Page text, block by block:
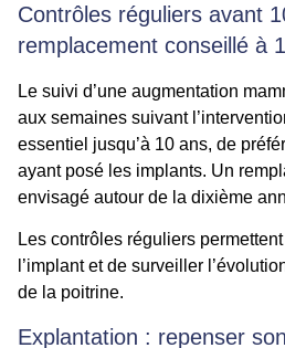
Contrôles réguliers avant
remplacement conseillé à
Le suivi d’une augmentation
aux semaines suivant
essentiel jusqu’à 10 ans, de
ayant posé les implants. Un
envisagé autour de la dixième
Les contrôles réguliers
l’implant et de surveiller
de la poitrine.
Explantation : repenser